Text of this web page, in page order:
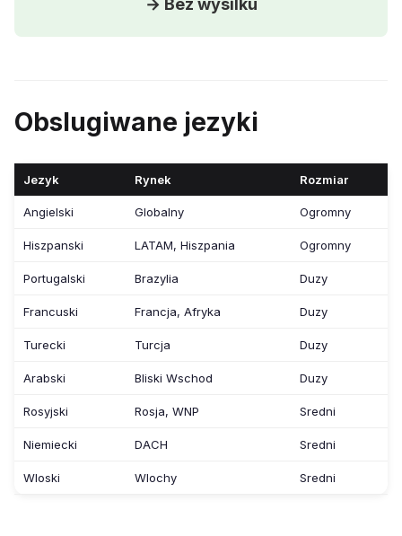
→ Bez wysilku
Obslugiwane jezyki
Jezyk Rynek Rozmiar
Angielski Globalny Ogromny
Hiszpanski LATAM, Hiszpania Ogromny
Portugalski Brazylia Duzy
Francuski Francja, Afryka Duzy
Turecki Turcja Duzy
Arabski Bliski Wschod Duzy
Rosyjski Rosja, WNP Sredni
Niemiecki DACH Sredni
Wloski Wlochy Sredni